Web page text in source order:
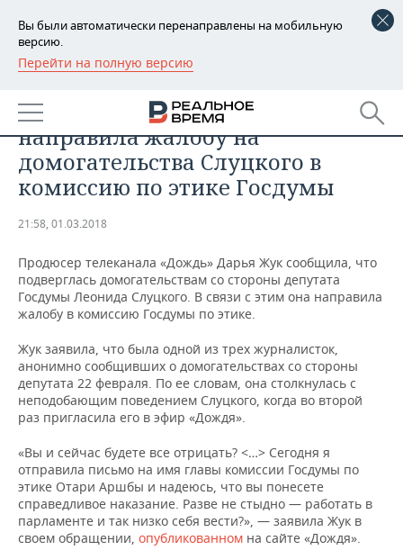
Вы были автоматически перенаправлены на мобильную
версию.
Перейти на полную версию
РЕГИОНЫ
БАШКОРТОСТАН
ТАТАРСТАН
УДМУРТИЯ
НОВОСТИ
АНАЛИТИКА
НОВОСТИ АНАЛИТИКИ
ДЕКЛАРАЦИИ О ДОХОДАХ
КОРОЛИ ГОСЗАКАЗА ПФО
ВУЗЫ ТАТАРСТАНА
КОМУ ПРИНАДЛЕЖАТ
ТОРГОВЫЕ ЦЕНТРЫ
ТАТАРСТАНА
ЭКОНОМИКА
НОВОСТИ ЭКОНОМИКИ
ФИНАНСЫ
БАНКИ
БЮДЖЕТ
ИНВЕСТИЦИИ
ПРОМЫШЛЕННОСТЬ
НОВОСТИ
ПРОМЫШЛЕННОСТИ
АГРОПРОМ
МАШИНОСТРОЕНИЕ
НЕФТЕХИМИЯ
НЕФТЬ
ОПК
ЭНЕРГЕТИКА
НЕДВИЖИМОСТЬ
НОВОСТИ НЕДВИЖИМОСТИ
АВТО
НОВОСТИ АВТО
БИЗНЕС
НОВОСТИ БИЗНЕСА
ТРАНСПОРТ
УСЛУГИ
ТЕХНОЛОГИИ
IT
МЕДИА
НОВОСТИ МЕРОПРИЯТИЙ
ВЫЕЗДНАЯ РЕДАКЦИЯ
СПОРТ
НОВОСТИ СПОРТА
ОБЩЕСТВО
Продюсер «Дождя» Дарья Жук
направила жалобу на
домогательства Слуцкого в
комиссию по этике Госдумы
21:58, 01.03.2018
Продюсер телеканала «Дождь» Дарья Жук сообщила, что
подверглась домогательствам со стороны депутата
Госдумы Леонида Слуцкого. В связи с этим она направила
жалобу в комиссию Госдумы по этике.
Жук заявила, что была одной из трех журналисток,
анонимно сообщивших о домогательствах со стороны
депутата 22 февраля. По ее словам, она столкнулась с
неподобающим поведением Слуцкого, когда во второй
раз пригласила его в эфир «Дождя».
«Вы и сейчас будете все отрицать? <…> Сегодня я
отправила письмо на имя главы комиссии Госдумы по
этике Отари Аршбы и надеюсь, что вы понесете
справедливое наказание. Разве не стыдно — работать в
парламенте и так низко себя вести?», — заявила Жук в
своем обращении, опубликованном на сайте «Дождя».